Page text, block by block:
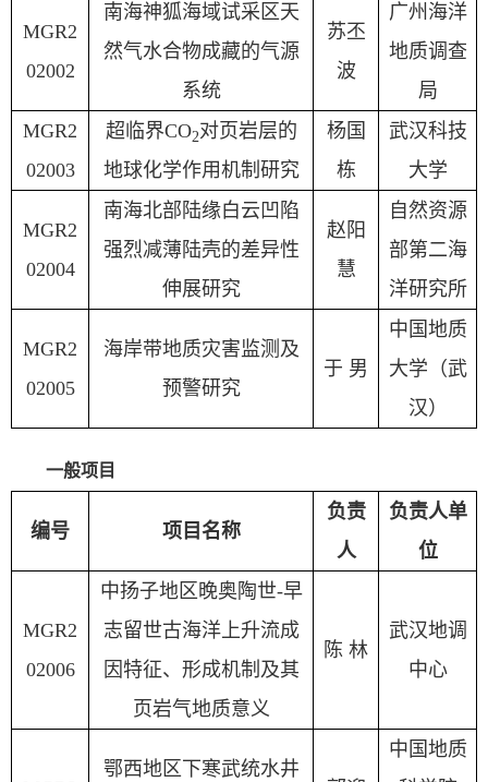
MGR2
02002
南海神狐海域试采区天
然气水合物成藏的气源
系统
苏丕
波
广州海洋
地质调查
局
MGR2
02003
超临界CO2对页岩层的
地球化学作用机制研究
杨国
栋
武汉科技
大学
MGR2
02004
南海北部陆缘白云凹陷
强烈减薄陆壳的差异性
伸展研究
赵阳
慧
自然资源
部第二海
洋研究所
MGR2
02005
海岸带地质灾害监测及
预警研究
于 男
中国地质
大学（武
汉）
一般项目
编号 项目名称
负责
人
负责人单
位
MGR2
02006
中扬子地区晚奥陶世-早
志留世古海洋上升流成
因特征、形成机制及其
页岩气地质意义
陈 林
武汉地调
中心
鄂西地区下寒武统水井
中国地质